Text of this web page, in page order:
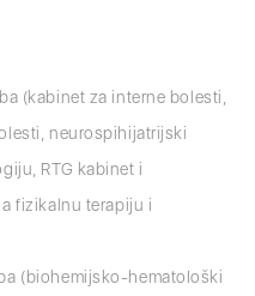
(kabinet za interne bolesti,
neurospihijatrijski
RTG kabinet i
fizikalnu terapiju i
(biohemijsko-hematološki